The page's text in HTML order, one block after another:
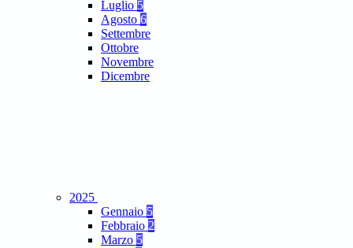
Luglio 5
Agosto 6
Settembre
Ottobre
Novembre
Dicembre
2025
Gennaio 5
Febbraio 2
Marzo 5